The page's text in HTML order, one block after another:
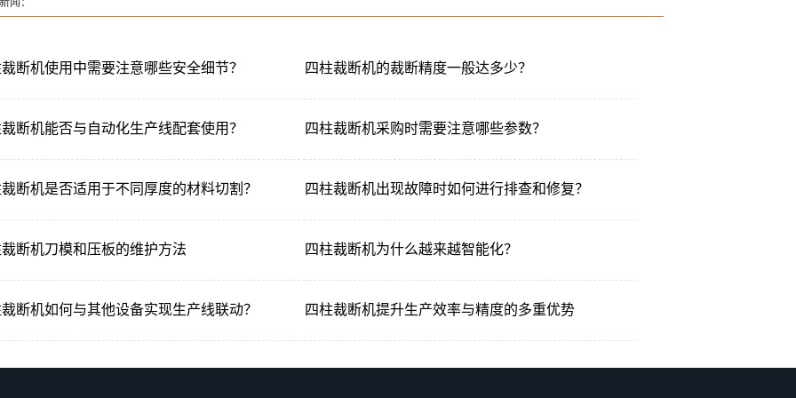
闻：
断机使用中需要注意哪些安全细节？ 四柱裁断机的裁断精度一般达多少？
断机能否与自动化生产线配套使用？ 四柱裁断机采购时需要注意哪些参数？
断机是否适用于不同厚度的材料切割？ 四柱裁断机出现故障时如何进行排查和修复？
裁断机刀模和压板的维护方法 四柱裁断机为什么越来越智能化？
断机如何与其他设备实现生产线联动？ 四柱裁断机提升生产效率与精度的多重优势